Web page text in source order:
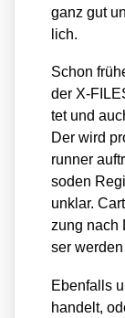
ganz gut
lich.
Schon
der
tet und
Der wird
run­ner
so­den
unklar.
zung nach
ser
Eben­falls
han­delt,